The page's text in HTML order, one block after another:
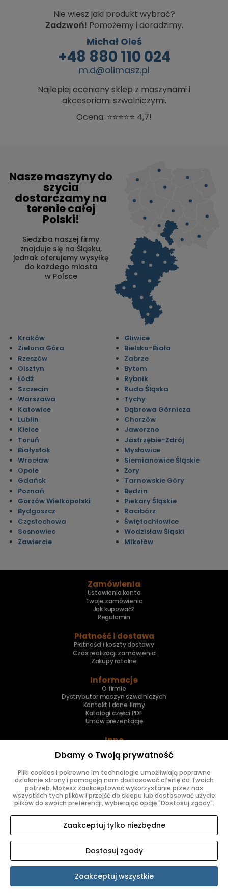
Nie wiesz jaki produkt wybrać?
Zadzwoń! Pomożemy i doradzimy.
Michał Oleś
+48 880 110 024
m.d@olimasz.pl
Najlepiej oceniany sklep z maszynami i
akcesoriami szwalniczymi.
Ocena: ⭐⭐⭐⭐⭐ 4,7!
Nasze maszyny do
szycia
dostarczamy na
terenie całej
Polski!
Siedziba naszej firmy
znajduje się na Śląsku,
jednak oferujemy wysyłkę
do każdego miasta
w Polsce
Kraków
Zielona Góra
Rzeszów
Olsztyn
Łódź
Szczecin
Warszawa
Katowice
Lublin
Kielce
Toruń
Białystok
Wrocław
Opole
Gdańsk
Poznań
Gorzów Wielkopolski
Bydgoszcz
Częstochowa
Sosnowiec
Zawiercie
Gliwice
Bielsko-Biała
Zabrze
Bytom
Rybnik
Ruda Śląska
Tychy
Dąbrowa Górnicza
Chorzów
Jaworzno
Jastrzębie-Zdrój
Mysłowice
Siemianowice Śląskie
Żory
Tarnowskie Góry
Będzin
Piekary Śląskie
Racibórz
Świętochłowice
Wodzisław Śląski
Mikołów
Zamówienia
Ustawienia konta
Twoje zamówienia
Jak kupować?
Regulamin
Płatność i dostawa
Płatności i koszty dostawy
Czas realizacji zamówienia
Zakupy ratalne
Informacje
O firmie
Dystrybutor maszyn szwalniczych
Kontakt i dane firmy
Katalogi części PDF
Umów prezentację
Inne
Naprawa maszyn
Znajdziesz nas
SKLEP INTERNETOWY SHOPER.PL
Dbamy o Twoją prywatność
Pliki cookies i pokrewne im technologie umożliwiają poprawne
działanie strony i pomagają nam dostosować ofertę do Twoich
potrzeb. Możesz zaakceptować wykorzystanie przez nas
wszystkich tych plików i przejść do sklepu lub dostosować użycie
plików do swoich preferencji, wybierając opcję "Dostosuj zgody".
Zaakceptuj tylko niezbędne
Dostosuj zgody
Zaakceptuj wszystkie